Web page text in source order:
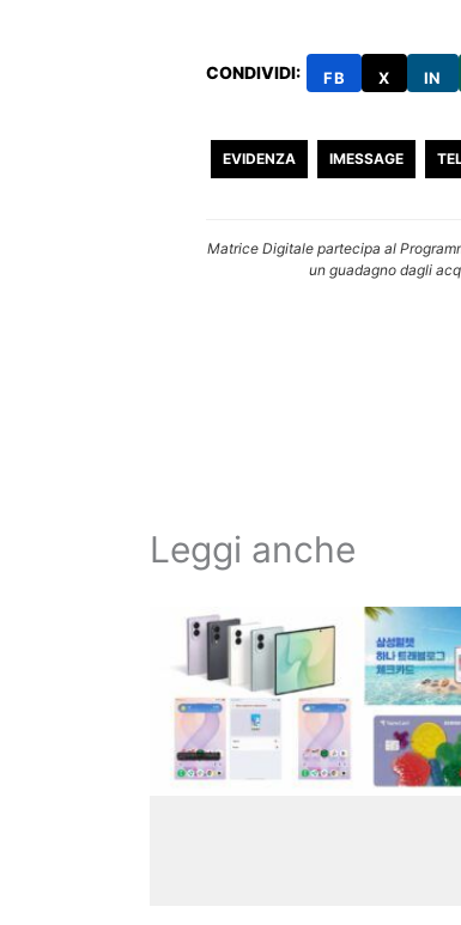
CONDIVIDI: FB X IN
EVIDENZA IMESSAGE
Matrice Digitale partecipa al
un guadagno dagli
Leggi anche